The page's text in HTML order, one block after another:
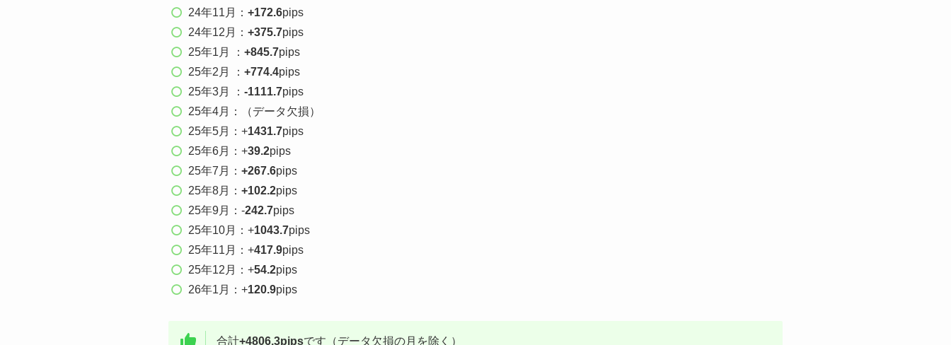
24年11月： +172.6pips
24年12月： +375.7pips
25年1月 ： +845.7pips
25年2月 ： +774.4pips
25年3月 ： -1111.7pips
25年4月：（データ欠損）
25年5月：+1431.7pips
25年6月：+39.2pips
25年7月： +267.6pips
25年8月： +102.2pips
25年9月：-242.7pips
25年10月：+1043.7pips
25年11月：+417.9pips
25年12月：+54.2pips
26年1月：+120.9pips
合計+4806.3pipsです（データ欠損の月を除く）